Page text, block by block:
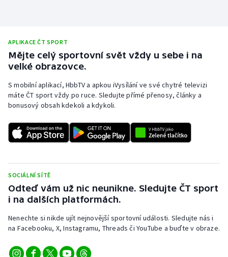
Lezení
Lyže a snowboard
Moderní pětiboj
Olympijské hry
Plavání
Plážový volejbal
APLIKACE ČT SPORT
Mějte celý sportovní svět vždy u sebe i na
velké obrazovce.
S mobilní aplikací, HbbTV a apkou iVysílání ve své chytré televizi
máte ČT sport vždy po ruce. Sledujte přímé přenosy, články a
bonusový obsah kdekoli a kdykoli.
SOCIÁLNÍ SÍTĚ
Odteď vám už nic neunikne. Sledujte ČT sport
i na dalších platformách.
Nenechte si nikde ujít nejnovější sportovní události. Sledujte nás i
na Facebooku, X, Instagramu, Threads či YouTube a buďte v obraze.